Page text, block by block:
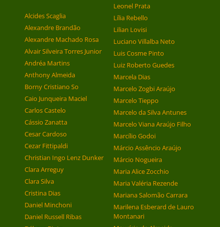
Alcides Scaglia
Alexandre Brandão
Alexandre Machado Rosa
Alvair Silveira Torres Junior
Andréa Martins
Anthony Almeida
Borny Cristiano So
Caio Junqueira Maciel
Carlos Castelo
Cássio Zanatta
Cesar Cardoso
Cezar Fittipaldi
Christian Ingo Lenz Dunker
Clara Arreguy
Clara Silva
Cristina Dias
Daniel Minchoni
Daniel Russell Ribas
Leonel Prata
Lília Rebello
Lilian Lovisi
Luciano Villalba Neto
Luis Cosme Pinto
Luiz Roberto Guedes
Marcela Dias
Marcelo Zogbi Araújo
Marcelo Tieppo
Marcelo da Silva Antunes
Marcelo Viana Araújo Filho
Marcílio Godoi
Márcio Assêncio Araújo
Márcio Nogueira
Maria Alice Zocchio
Maria Valéria Rezende
Mariana Salomão Carrara
Marilena Esberard de Lauro
Montanari